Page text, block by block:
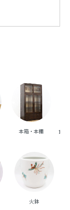
本箱・本棚 食器
火鉢